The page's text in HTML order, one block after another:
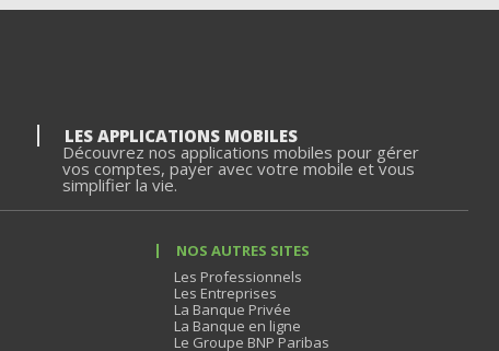
LES APPLICATIONS MOBILES
Découvrez nos applications mobiles pour gérer
vos comptes, payer avec votre mobile et vous
simplifier la vie.
NOS AUTRES SITES
Les Professionnels
Les Entreprises
La Banque Privée
La Banque en ligne
Le Groupe BNP Paribas